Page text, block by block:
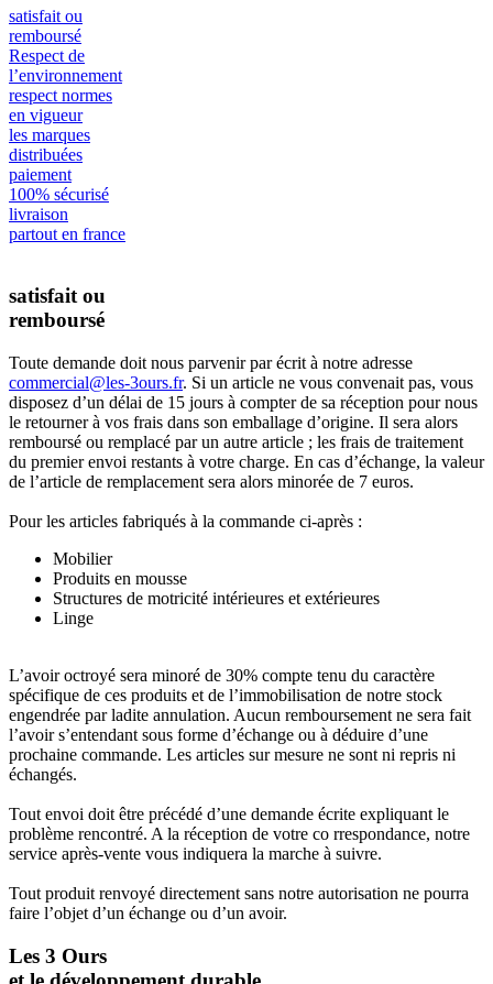
satisfait ou
remboursé
Respect de
l’environnement
respect normes
en vigueur
les marques
distribuées
paiement
100% sécurisé
livraison
partout en france
satisfait ou
remboursé
Toute demande doit nous parvenir par écrit à notre adresse
commercial@les-3ours.fr. Si un article ne vous convenait pas, vous
disposez d’un délai de 15 jours à compter de sa réception pour nous
le retourner à vos frais dans son emballage d’origine. Il sera alors
remboursé ou remplacé par un autre article ; les frais de traitement
du premier envoi restants à votre charge. En cas d’échange, la valeur
de l’article de remplacement sera alors minorée de 7 euros.
Pour les articles fabriqués à la commande ci-après :
Mobilier
Produits en mousse
Structures de motricité intérieures et extérieures
Linge
L’avoir octroyé sera minoré de 30% compte tenu du caractère
spécifique de ces produits et de l’immobilisation de notre stock
engendrée par ladite annulation. Aucun remboursement ne sera fait
l’avoir s’entendant sous forme d’échange ou à déduire d’une
prochaine commande. Les articles sur mesure ne sont ni repris ni
échangés.
Tout envoi doit être précédé d’une demande écrite expliquant le
problème rencontré. A la réception de votre co rrespondance, notre
service après-vente vous indiquera la marche à suivre.
Tout produit renvoyé directement sans notre autorisation ne pourra
faire l’objet d’un échange ou d’un avoir.
Les 3 Ours